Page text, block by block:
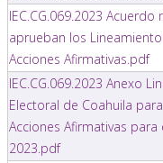
IEC.CG.069.2023
aprueban los
Acciones Afirmativas.pdf
IEC.CG.069.2023 Anexo
Electoral de Coahuila
Acciones Afirmativas
2023.pdf